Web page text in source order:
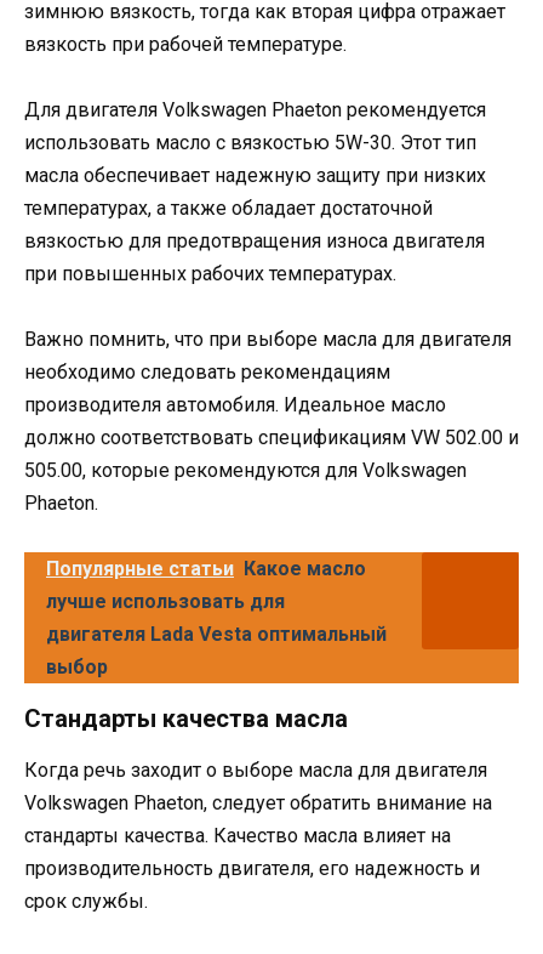
зимнюю вязкость, тогда как вторая цифра отражает
вязкость при рабочей температуре.
Для двигателя Volkswagen Phaeton рекомендуется
использовать масло с вязкостью 5W-30. Этот тип
масла обеспечивает надежную защиту при низких
температурах, а также обладает достаточной
вязкостью для предотвращения износа двигателя
при повышенных рабочих температурах.
Важно помнить, что при выборе масла для двигателя
необходимо следовать рекомендациям
производителя автомобиля. Идеальное масло
должно соответствовать спецификациям VW 502.00 и
505.00, которые рекомендуются для Volkswagen
Phaeton.
Популярные статьи Какое масло
лучше использовать для
двигателя Lada Vesta оптимальный
выбор
Стандарты качества масла
Когда речь заходит о выборе масла для двигателя
Volkswagen Phaeton, следует обратить внимание на
стандарты качества. Качество масла влияет на
производительность двигателя, его надежность и
срок службы.